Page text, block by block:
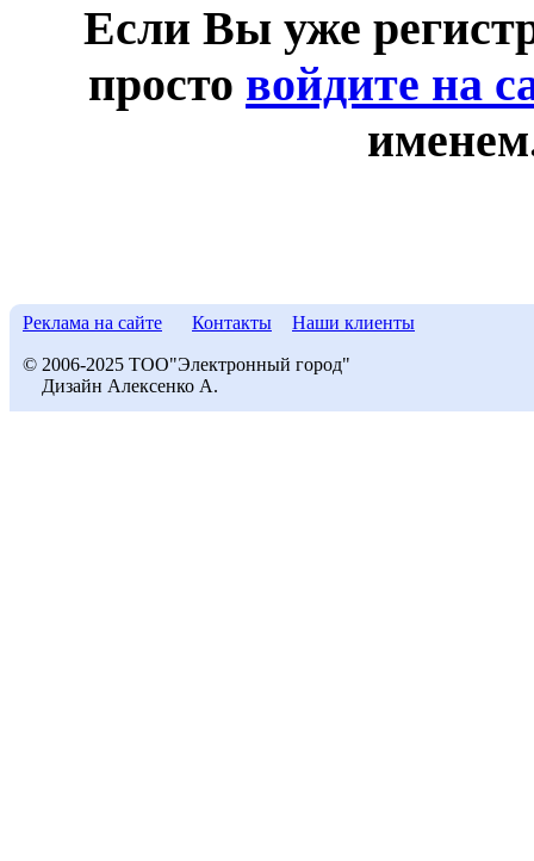
Если Вы уже
просто войдите на
Реклама на сайте Контакты Наши клиенты
© 2006-2025 ТОО"Электронный город"
Дизайн Алексенко А.